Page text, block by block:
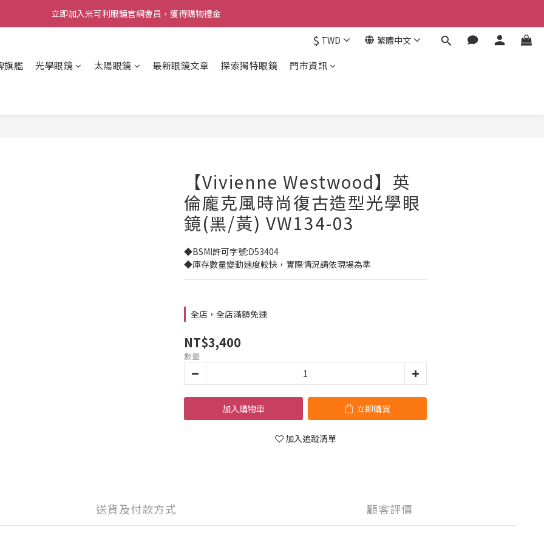
立即加入米可利眼鏡官網會員，獲得購物禮金
$ TWD 繁體中文
旗艦 光學眼鏡 太陽眼鏡 最新眼鏡文章 探索獨特眼鏡 門市資訊
【Vivienne Westwood】英
倫龐克風時尚復古造型光學眼
鏡(黑/黃) VW134-03
◆BSMI許可字號:D53404
◆庫存數量變動速度較快，實際情況請依現場為準
全店，全店滿額免運
NT$3,400
數量
加入購物車 立即購買
加入追蹤清單
送貨及付款方式 顧客評價